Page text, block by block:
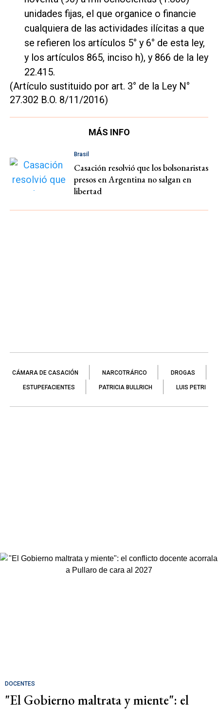
unidades fijas, el que organice o financie
cualquiera de las actividades ilícitas a que
se refieren los artículos 5° y 6° de esta ley,
y los artículos 865, inciso h), y 866 de la ley
22.415.
(Artículo sustituido por art. 3° de la Ley N°
27.302 B.O. 8/11/2016)
MÁS INFO
Brasil
Casación resolvió que los bolsonaristas
presos en Argentina no salgan en
libertad
CÁMARA DE CASACIÓN NARCOTRÁFICO DROGAS
ESTUPEFACIENTES PATRICIA BULLRICH LUIS PETRI
DOCENTES
"El Gobierno maltrata y miente": el